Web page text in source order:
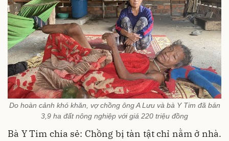
Do hoàn cảnh khó khăn, vợ chồng ông A Lưu và bà Y Tim đã bán
3,9 ha đất nông nghiệp với giá 220 triệu đồng
Bà Y Tim chia sẻ: Chồng bị tàn tật chỉ nằm ở nhà.